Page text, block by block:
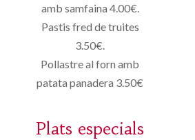
amb samfaina 4.00€.
Pastis fred de truites
3.50€.
Pollastre al forn amb
patata panadera 3.50€
Plats especials